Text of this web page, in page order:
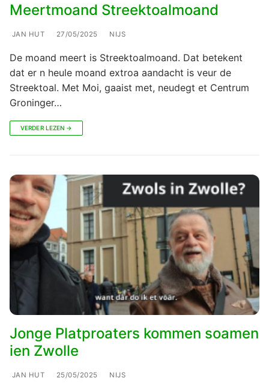
Meertmoand Streektoalmoand
JAN HUT 27/05/2025 NIJS
De moand meert is Streektoalmoand. Dat betekent
dat er n heule moand extroa aandacht is veur de
Streektoal. Met Moi, gaaist met, neudegt et Centrum
Groninger…
VERDER LEZEN →
Jonge Platproaters kommen soamen
ien Zwolle
JAN HUT 25/05/2025 NIJS